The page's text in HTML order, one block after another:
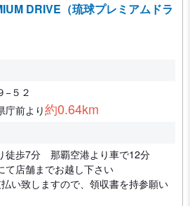
DRIVE（琉球プレミアムドラ
−５２
庁前より約0.64km
徒歩7分 那覇空港より車で12分
て店舗までお越し下さい
い致しますので、領収書を持参願い